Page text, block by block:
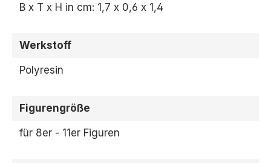
B x T x H in cm: 1,7 x 0,6 x 1,4
Werkstoff
Polyresin
Figurengröße
für 8er - 11er Figuren